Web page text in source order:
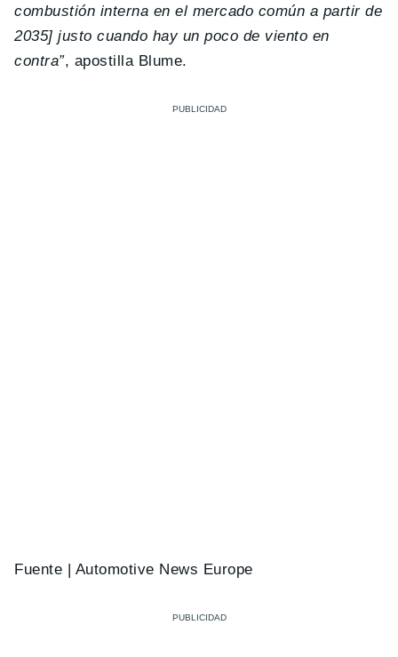
combustión interna en el mercado común a partir de
2035] justo cuando hay un poco de viento en
contra”, apostilla Blume.
Fuente | Automotive News Europe